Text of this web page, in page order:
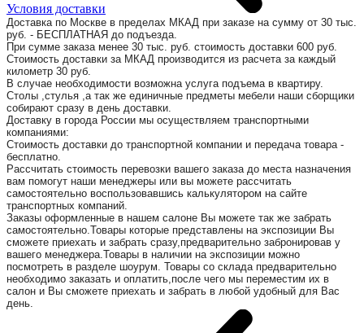
Условия доставки
Доставка по Москве в пределах МКАД при заказе на сумму от 30 тыс.
руб. - БЕСПЛАТНАЯ до подъезда.
При сумме заказа менее 30 тыс. руб. стоимость доставки 600 руб.
Стоимость доставки за МКАД производится из расчета за каждый
километр 30 руб.
В случае необходимости возможна услуга подъема в квартиру.
Столы ,стулья ,а так же единичные предметы мебели наши сборщики
собирают сразу в день доставки.
Доставку в города России мы осуществляем транспортными
компаниями:
Стоимость доставки до транспортной компании и передача товара -
бесплатно.
Рассчитать стоимость перевозки вашего заказа до места назначения
вам помогут наши менеджеры или вы можете рассчитать
самостоятельно воспользовавшись калькулятором на сайте
транспортных компаний.
Заказы оформленные в нашем салоне Вы можете так же забрать
самостоятельно.Товары которые представлены на экспозиции Вы
сможете приехать и забрать сразу,предварительно забронировав у
вашего менеджера.Товары в наличии на экспозиции можно
посмотреть в разделе шоурум. Товары со склада предварительно
необходимо заказать и оплатить,после чего мы переместим их в
салон и Вы сможете приехать и забрать в любой удобный для Вас
день.